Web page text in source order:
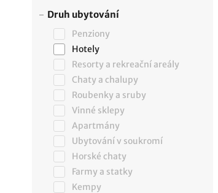
Druh ubytování
Penziony
Hotely
Resorty a rekreační areály
Chaty a chalupy
Roubenky a sruby
Vinné sklepy
Apartmány
Ubytování v soukromí
Horské chaty
Farmy a statky
Kempy